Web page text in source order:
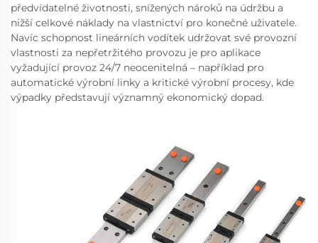
předvídatelné životnosti, snížených nároků na údržbu a
nižší celkové náklady na vlastnictví pro konečné uživatele.
Navíc schopnost lineárních vodítek udržovat své provozní
vlastnosti za nepřetržitého provozu je pro aplikace
vyžadující provoz 24/7 neocenitelná – například pro
automatické výrobní linky a kritické výrobní procesy, kde
výpadky představují významný ekonomický dopad.